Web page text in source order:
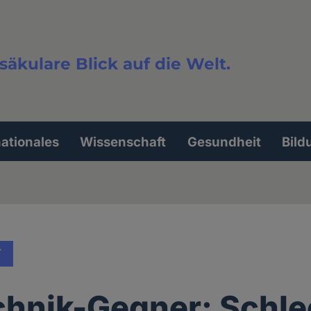
Blick auf die Welt.
Wissenschaft Gesundheit